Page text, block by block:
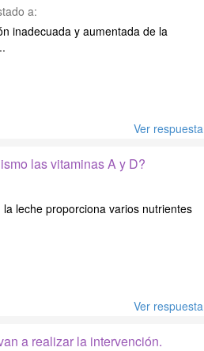
a:
inadecuada y aumentada de la
Ver respuesta
las vitaminas A y D?
leche proporciona varios nutrientes
Ver respuesta
a realizar la intervención.